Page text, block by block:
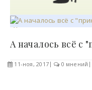
11-ноя, 2017 0 мнений